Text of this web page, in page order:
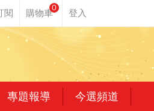
0
專題報導 今選頻道